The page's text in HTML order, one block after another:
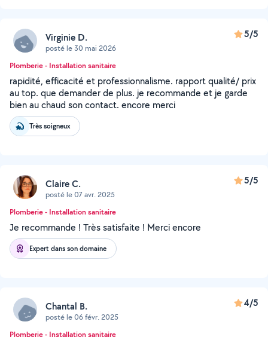
Virginie D.
posté le 30 mai 2026
5/5
Plomberie - Installation sanitaire
rapidité, efficacité et professionnalisme. rapport qualité/ prix
au top. que demander de plus. je recommande et je garde
bien au chaud son contact. encore merci
Très soigneux
Claire C.
posté le 07 avr. 2025
5/5
Plomberie - Installation sanitaire
Je recommande ! Très satisfaite ! Merci encore
Expert dans son domaine
Chantal B.
posté le 06 févr. 2025
4/5
Plomberie - Installation sanitaire